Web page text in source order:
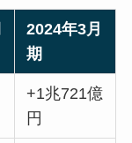
2024年3月
期
+1兆721億
円